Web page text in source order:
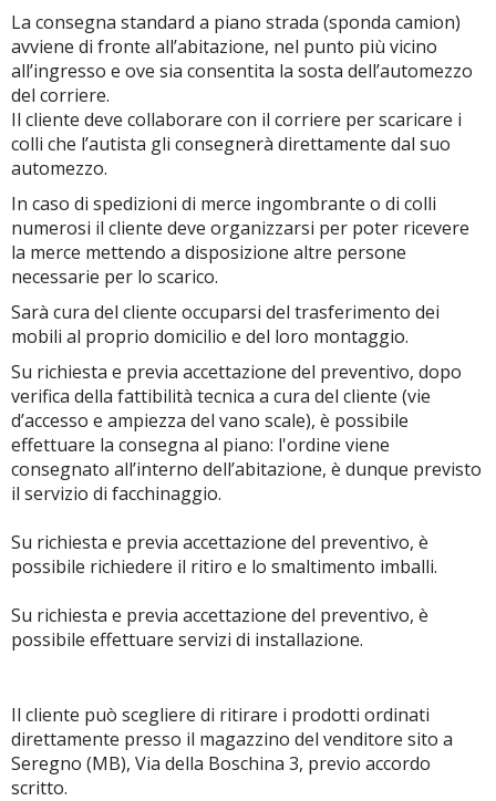
La consegna standard a piano strada (sponda camion)
avviene di fronte all’abitazione, nel punto più vicino
all’ingresso e ove sia consentita la sosta dell’automezzo
del corriere.
Il cliente deve collaborare con il corriere per scaricare i
colli che l’autista gli consegnerà direttamente dal suo
automezzo.
In caso di spedizioni di merce ingombrante o di colli
numerosi il cliente deve organizzarsi per poter ricevere
la merce mettendo a disposizione altre persone
necessarie per lo scarico.
Sarà cura del cliente occuparsi del trasferimento dei
mobili al proprio domicilio e del loro montaggio.
Su richiesta e previa accettazione del preventivo, dopo
verifica della fattibilità tecnica a cura del cliente (vie
d’accesso e ampiezza del vano scale), è possibile
effettuare la consegna al piano: l'ordine viene
consegnato all’interno dell’abitazione, è dunque previsto
il servizio di facchinaggio.
Su richiesta e previa accettazione del preventivo, è
possibile richiedere il ritiro e lo smaltimento imballi.
Su richiesta e previa accettazione del preventivo, è
possibile effettuare servizi di installazione.
Il cliente può scegliere di ritirare i prodotti ordinati
direttamente presso il magazzino del venditore sito a
Seregno (MB), Via della Boschina 3, previo accordo
scritto.